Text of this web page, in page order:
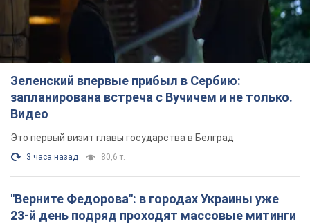
Зеленский впервые прибыл в Сербию:
запланирована встреча с Вучичем и не только.
Видео
Это первый визит главы государства в Белград
3 часа назад 80,6 т.
"Верните Федорова": в городах Украины уже
23-й день подряд проходят массовые митинги